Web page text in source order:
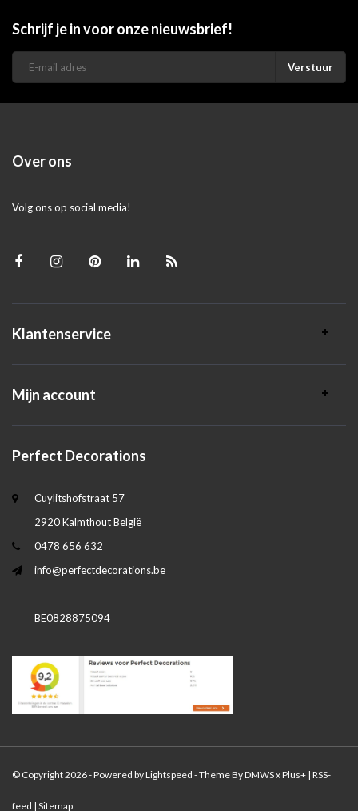
Schrijf je in voor onze nieuwsbrief!
Verstuur
Over ons
Volg ons op social media!
Klantenservice
Mijn account
Perfect Decorations
Cuylitshofstraat 57
2920 Kalmthout België
0478 656 632
info@perfectdecorations.be
BE0828875094
© Copyright 2026 - Powered byLightspeed - Theme ByDMWSxPlus+ | RSS-
feed | Sitemap